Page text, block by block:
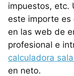
impuestos, etc.
este importe es
en las web de
profesional e
calculadora
en neto.